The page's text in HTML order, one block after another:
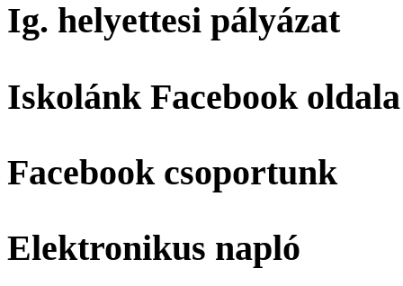
Ig. helyettesi pályázat
Iskolánk Facebook oldala
Facebook csoportunk
Elektronikus napló